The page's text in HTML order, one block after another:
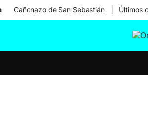
Cañonazo de San Sebastián Últimos